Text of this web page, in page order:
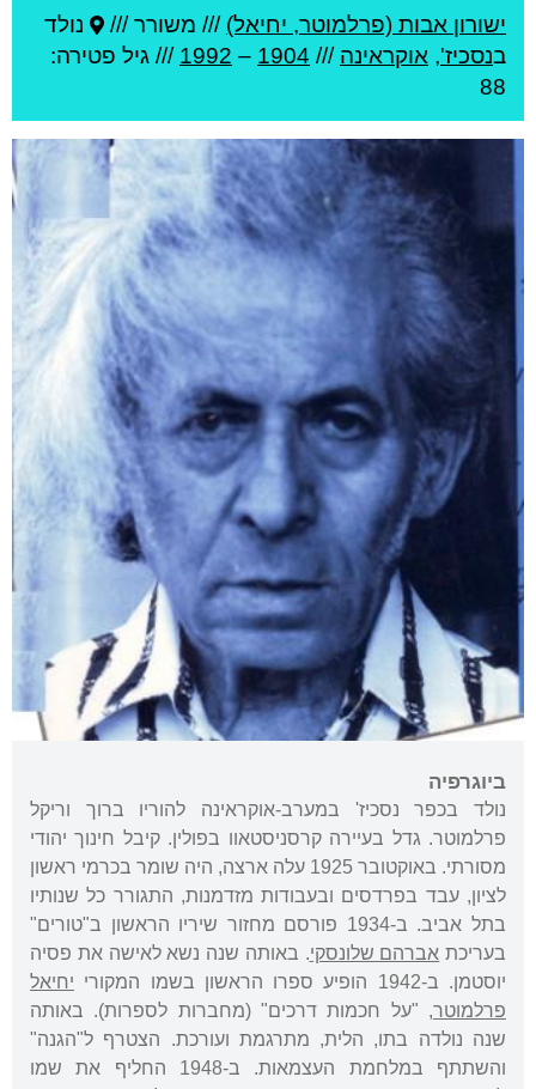
ישורון אבות (פרלמוטר, יחיאל) /// משורר ///
נולד
בנסכיז', אוקראינה ///
1904
–
1992 /// גיל פטירה:
88
ביוגרפיה
נולד בכפר נסכיז' במערב-אוקראינה להוריו ברוך וריקל
פרלמוטר. גדל בעיירה קרסניסטאוו בפולין. קיבל חינוך יהודי
מסורתי. באוקטובר 1925 עלה ארצה, היה שומר בכרמי ראשון
לציון, עבד בפרדסים ובעבודות מזדמנות, התגורר כל שנותיו
בתל אביב. ב-1934 פורסם מחזור שיריו הראשון ב"טורים"
בעריכת אברהם שלונסקי. באותה שנה נשא לאישה את פסיה
יוסטמן. ב-1942 הופיע ספרו הראשון בשמו המקורי
יחיאל
פרלמוטר, "על חכמות דרכים" (מחברות לספרות). באותה
שנה נולדה בתו, הלית, מתרגמת ועורכת. הצטרף ל"הגנה"
והשתתף במלחמת העצמאות. ב-1948 החליף את שמו